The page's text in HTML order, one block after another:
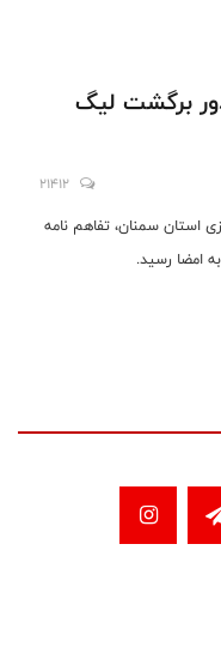
برگشت ليگ
21412
استان سمنان، تفاهم نامه
امضا رسيد.